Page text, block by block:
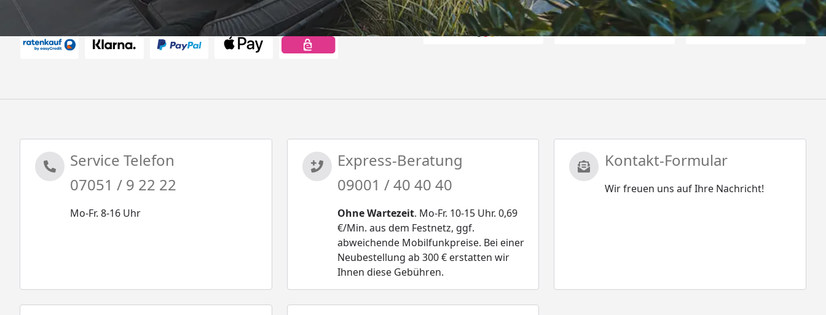
Service Telefon
07051 / 9 22 22
Mo-Fr. 8-16 Uhr
Express-Beratung
09001 / 40 40 40
Ohne Wartezeit. Mo-Fr. 10-15 Uhr. 0,69
€/Min. aus dem Festnetz, ggf.
abweichende Mobilfunkpreise. Bei einer
Neubestellung ab 300 € erstatten wir
Ihnen diese Gebühren.
Kontakt-Formular
Wir freuen uns auf Ihre Nachricht!